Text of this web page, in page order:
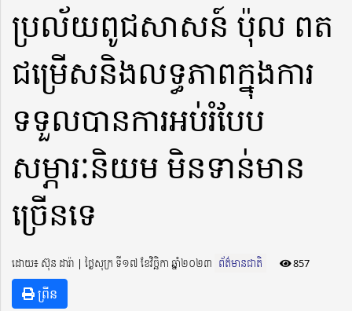
ប្រល័យពូជសាសន៍ ប៉ុល ពត
ជម្រើសនិងលទ្ធភាពក្នុងការ
ទទួលបានការអប់រំបែប
សម្ភារៈនិយម មិនទាន់មាន
ច្រើនទេ
ដោយ៖ ស៊ុន ដារ៉ា ​​ | ថ្ងៃសុក្រ ទី១៧ ខែវិច្ឆិកា ឆ្នាំ២០២៣ ព័ត៌មានជាតិ 857
ព្រីន